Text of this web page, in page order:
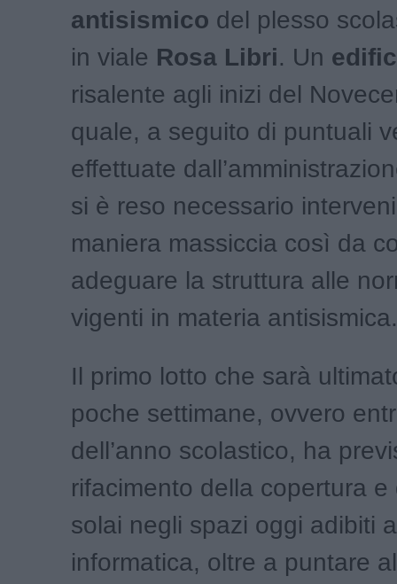
antisismico del plesso
in viale Rosa Libri. Un
risalente agli inizi del
quale, a seguito di puntuali
effettuate
si è reso necessario
maniera massiccia così da
adeguare la struttura alle
vigenti in materia antisismica.
Il primo lotto che sarà
poche settimane, ovvero
dell’anno scolastico, ha
rifacimento della copertura e
solai negli spazi oggi adibiti
informatica, oltre a puntare al